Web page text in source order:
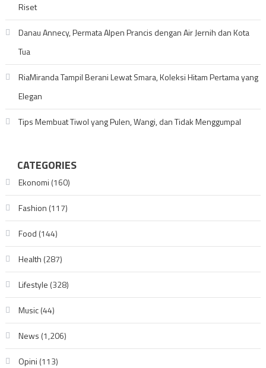
Riset
Danau Annecy, Permata Alpen Prancis dengan Air Jernih dan Kota
Tua
RiaMiranda Tampil Berani Lewat Smara, Koleksi Hitam Pertama yang
Elegan
Tips Membuat Tiwol yang Pulen, Wangi, dan Tidak Menggumpal
CATEGORIES
Ekonomi (160)
Fashion (117)
Food (144)
Health (287)
Lifestyle (328)
Music(44)
News (1,206)
Opini (113)